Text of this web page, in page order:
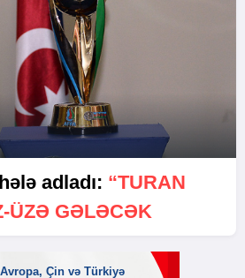
adladı: “TURAN
ÜZƏ GƏLƏCƏK